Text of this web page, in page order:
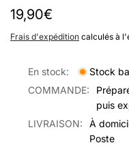
Prix
habituel
19,90€
Frais d'expédition calculés à
En stock:
Stock
COMMANDE:
puis
LIVRAISON:
À
Poste